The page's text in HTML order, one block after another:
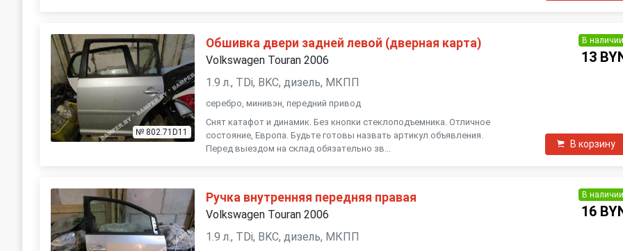
№ 802.71D11
Обшивка двери задней левой (дверная карта)
Volkswagen Touran 2006
1.9 л., TDi, BKC, дизель, МКПП
серебро, минивэн, передний привод
Снят катафот и динамик. Без кнопки стеклоподъемника. Отличное
состояние, Европа. Будьте готовы назвать артикул объявления.
Перед выездом на склад обязательно зв...
В наличии
13
В корзину
Ручка внутренняя передняя правая
Volkswagen Touran 2006
1.9 л., TDi, BKC, дизель, МКПП
В наличии
16